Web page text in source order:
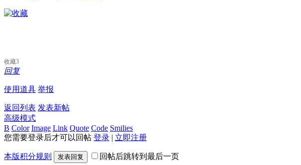
收藏3
回复
使用道具 举报
返回列表 发表新帖
高级模式
B Color Image Link Quote Code Smilies
您需要登录后才可以回帖 登录 | 立即注册
本版积分规则 发表回复 回帖后跳转到最后一页